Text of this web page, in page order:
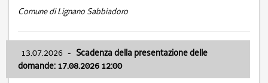
Comune di Lignano Sabbiadoro
13.07.2026 - Scadenza della presentazione delle
domande: 17.08.2026 12:00